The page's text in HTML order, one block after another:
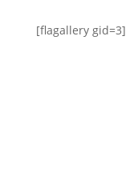
[flagallery gid=3]